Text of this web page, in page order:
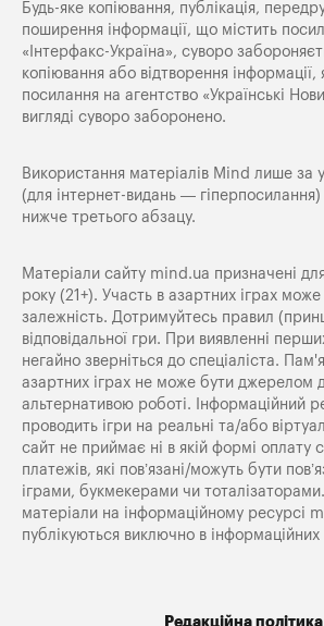
Будь-яке копiювання, публiкацiя,
поширення iнформацiї, що мiстить
«Iнтерфакс-Україна», суворо
копіювання або відтворення інформації,
посилання на агентство «Українські
вигляді суворо заборонено.
Використання матеріалів Mind лише за
(для інтернет-видань — гіперпосилання)
нижче третього абзацу.
Матеріали сайту mind.ua призначені
року (21+). Участь в азартних іграх може
залежність. Дотримуйтесь правил
відповідальної гри. При виявленні
негайно зверніться до спеціаліста.
азартних іграх не може бути джерелом
альтернативою роботі. Інформаційний
проводить ігри на реальні та/або
сайт не приймає ні в якій формі оплату
платежів, які пов’язані/можуть бути
іграми, букмекерами чи тоталізаторами.
матеріали на інформаційному ресурсі
публікуються виключно в інформаційних
Редакційна політика